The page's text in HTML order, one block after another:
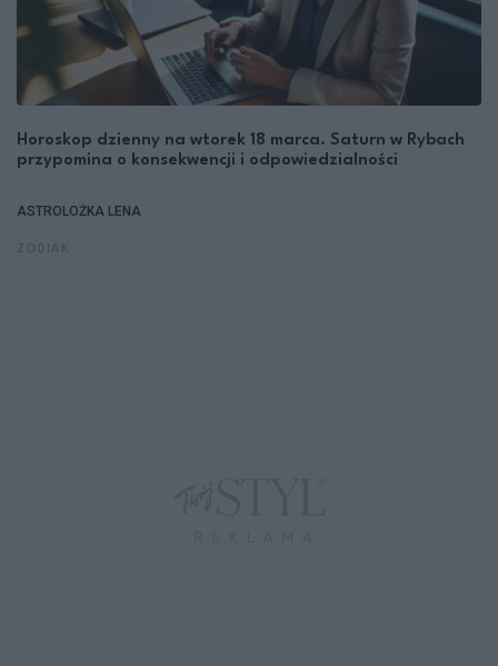
Horoskop dzienny na wtorek 18 marca. Saturn w Rybach
przypomina o konsekwencji i odpowiedzialności
ASTROLOŻKA LENA